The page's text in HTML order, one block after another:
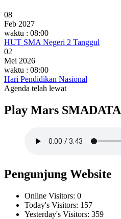
08
Feb 2027
waktu : 08:00
HUT SMA Negeri 2 Tanggul
02
Mei 2026
waktu : 08:00
Hari Pendidikan Nasional
Agenda telah lewat
Play Mars SMADATA
Pengunjung Website
Online Visitors: 0
Today's Visitors: 157
Yesterday's Visitors: 359